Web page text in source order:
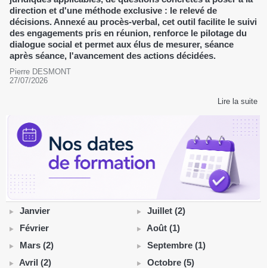
direction et d'une méthode exclusive : le relevé de
décisions. Annexé au procès-verbal, cet outil facilite le suivi
des engagements pris en réunion, renforce le pilotage du
dialogue social et permet aux élus de mesurer, séance
après séance, l'avancement des actions décidées.
Pierre DESMONT
27/07/2026
Lire la suite
Janvier
Février
Mars (2)
Avril (2)
Juillet (2)
Août (1)
Septembre (1)
Octobre (5)